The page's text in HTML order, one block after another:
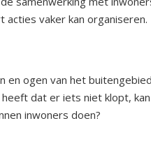
vaker kan organiseren.
ogen van het
dat er iets niet klopt,
inwoners doen?